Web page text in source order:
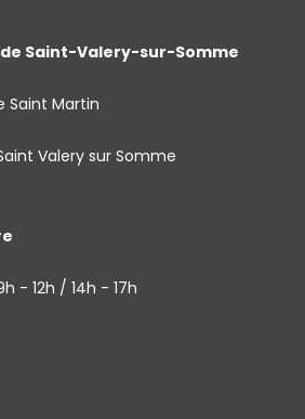
Saint-Valery-sur-Somme
Saint Martin
Valery sur Somme
- 12h / 14h - 17h